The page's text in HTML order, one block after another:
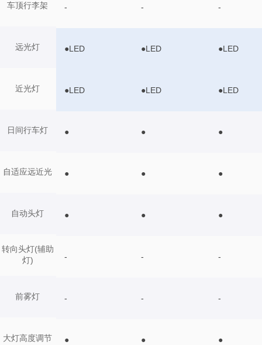
车顶行李架
远光灯
近光灯
日间行车灯
自适应远近光
自动头灯
转向头灯(辅助
灯)
前雾灯
大灯高度调节
- - -
●LED ●LED ●LED
●LED ●LED ●LED
● ● ●
● ● ●
● ● ●
- - -
- - -
● ● ●